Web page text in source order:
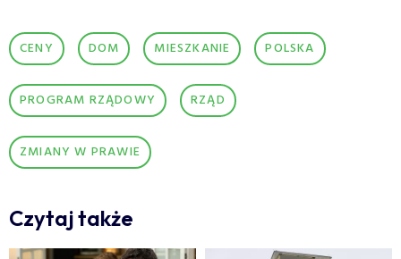
CENY DOM MIESZKANIE POLSKA
PROGRAM RZĄDOWY RZĄD
ZMIANY W PRAWIE
Czytaj także